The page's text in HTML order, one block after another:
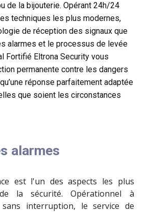
de la bijouterie. Opérant 24h/24
techniques les plus modernes,
de réception des signaux que
alarmes et le processus de levée
Fortifié Eltrona Security vous
permanente contre les dangers
réponse parfaitement adaptée
que soient les circonstances
alarmes
est l'un des aspects les plus
la sécurité. Opérationnel à
interruption, le service de